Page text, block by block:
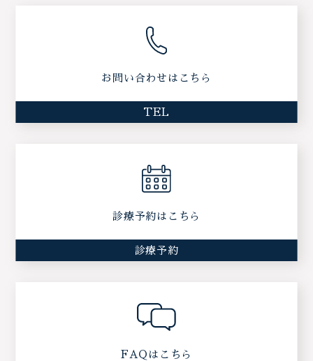
お問い合わせはこちら
TEL
診療予約はこちら
診療予約
FAQはこちら